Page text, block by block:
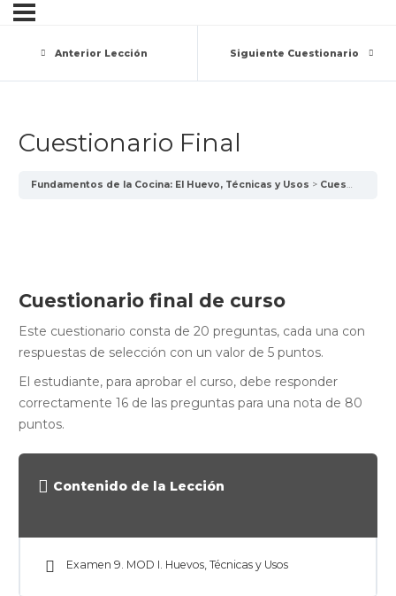
Anterior Lección Siguiente Cuestionario
Cuestionario Final
Fundamentos de la Cocina: El Huevo, Técnicas y Usos Cuestionario Final
Cuestionario final de curso
Este cuestionario consta de 20 preguntas, cada una con
respuestas de selección con un valor de 5 puntos.
El estudiante, para aprobar el curso, debe responder
correctamente 16 de las preguntas para una nota de 80
puntos.
Contenido de la Lección
Examen 9. MOD I. Huevos, Técnicas y Usos